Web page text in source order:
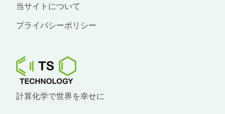
当サイトについて
プライバシーポリシー
計算化学で世界を幸せに